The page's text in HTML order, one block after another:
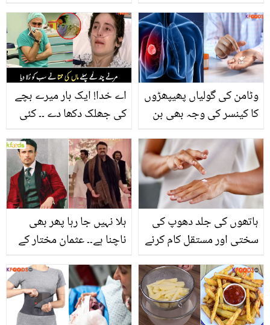
ہے! اسماء عباس تنقید کرنے
والوں پر پھٹ پڑیں
حسین کا علاج اور والد کے
بارے میں حیران کن
انکشاف
اے خدا! ایک بار میرے بچے
کی جھلک دکھا دے ۔۔ کئی
خاتون نے موت سے قبل
بچے کو جنم دیا تو ڈاکٹرز
کیوں حیران ہوئے؟
وٹامن کی گولیاں پھیپھڑوں
کا کینسر کی وجہ بھی بن
وٹامنز کی گولیوں کے بارے
میں نیا انکشاف
ہلا نہیں جا رہا پھر بھی
ناچنا ہے۔۔ عثمان مختار کے
مذاق کی حدیں پار کر دیں!
کیا کیا بول دیا؟
ہاتھوں کی جلد دھوپ کی
سختی اور مستقل کام کرنے
رونق ہو گئی ہے؟؟؟ تو
پریشان نہ ہوں اپنے ہاتھوں
کو ایک بار پھر سے جوان